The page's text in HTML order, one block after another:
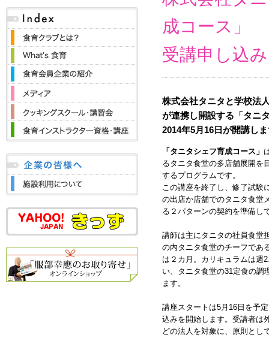
成コース」
受講申し込
株式会社タニタと学校法
が連携し開設する「タニ
2014年5月16日が開講し
「タニタシェフ育成コース」
るタニタ食堂の多店舗展開を
するプログラムです。
この講座を終了し、修了試験
の出店か店舗でのタニタ食堂
る２パターンの契約を準備し
講師は主にタニタの社員食堂
の内タニタ食堂のチーフであ
は２カ月。カリキュラムは週
い、タニタ食堂の31定食の調
ます。
講座スタートは5月16日を予
込みを開始します。受講者は
どの法人を対象に、原則とし